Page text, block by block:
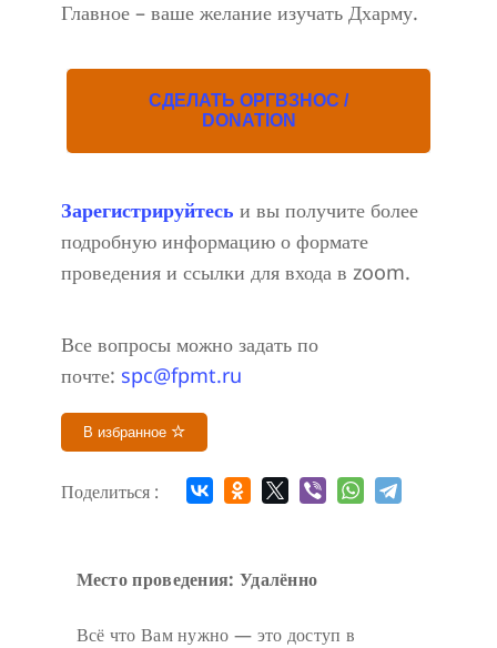
Главное – ваше желание изучать Дхарму.
СДЕЛАТЬ ОРГВЗНОС /
DONATION
Зарегистрируйтесь и вы получите более
подробную информацию о формате
проведения и ссылки для входа в zoom.
Все вопросы можно задать по
почте: spc@fpmt.ru
В избранное
Поделиться :
Место проведения: Удалённо
Всё что Вам нужно — это доступ в